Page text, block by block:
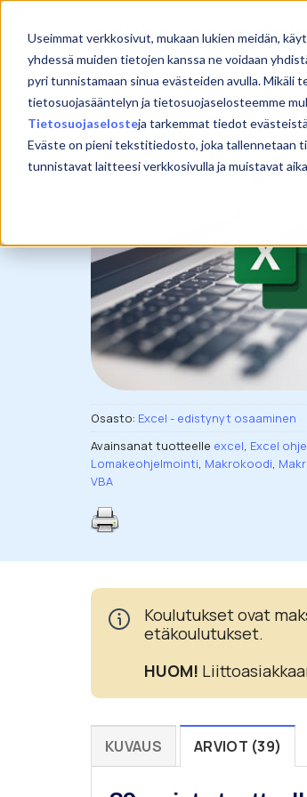
Useimmat verkkosivut, mukaan lukien meidän,
yhdessä muiden tietojen kanssa ne voidaan
pyri tunnistamaan sinua evästeiden avulla. Mikäli
tietosuojasääntelyn ja tietosuojaselosteemme
Tietosuojaselosteja tarkemmat tiedot
Eväste on pieni tekstitiedosto, joka tallennetaan
tunnistavat laitteesi verkkosivulla ja muistavat
Skip
content
Osasto: Excel - edistynyt osaaminen
Avainsanat tuotteelle excel, Excel
Lomakeohjelmointi, Makrokoodi,
VBA
Koulutukset ovat
etäkoulutukset.
HUOM!
KUVAUS ARVIOT (39)